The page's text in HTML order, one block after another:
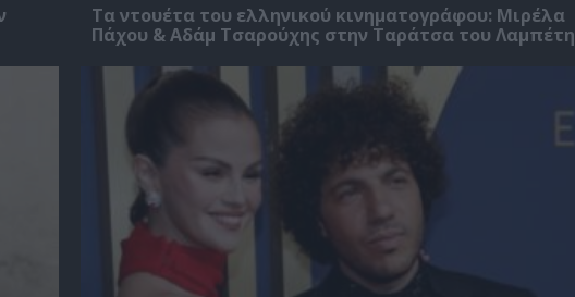
Τα ντουέτα του ελληνικού κινηματογράφου: Μιρέλα
Πάχου & Αδάμ Τσαρούχης στην Ταράτσα του Λαμπέτη